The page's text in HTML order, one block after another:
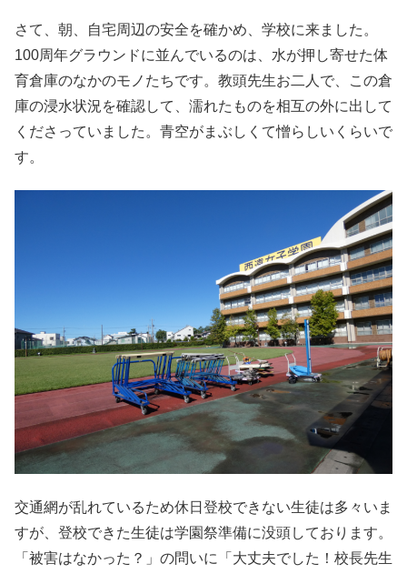
さて、朝、自宅周辺の安全を確かめ、学校に来ました。
100周年グラウンドに並んでいるのは、水が押し寄せた体
育倉庫のなかのモノたちです。教頭先生お二人で、この倉
庫の浸水状況を確認して、濡れたものを相互の外に出して
くださっていました。青空がまぶしくて憎らしいくらいで
す。
交通網が乱れているため休日登校できない生徒は多々いま
すが、登校できた生徒は学園祭準備に没頭しております。
「被害はなかった？」の問いに「大丈夫でした！校長先生